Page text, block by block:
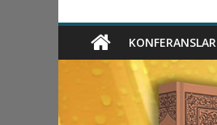
KONFERANSLAR